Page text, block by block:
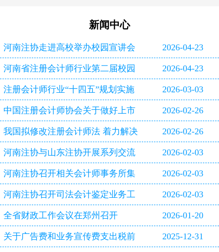
新闻中心
河南注协走进高校举办校园宣讲会 2026-04-23
河南省注册会计师行业第二届校园
双选会即将启幕
2026-04-23
注册会计师行业“十四五”规划实施
评估报告
2026-03-03
中国注册会计师协会关于做好上市
公司2025年年报审计工作的通知
2026-02-26
我国拟修改注册会计师法 着力解决
审计造假等行业突出问题
2026-02-26
河南注协与山东注协开展系列交流
活动
2026-02-03
河南注协召开相关会计师事务所集
体约谈会
2026-02-03
河南注协召开司法会计鉴定业务工
作专题研讨会
2026-02-03
全省财政工作会议在郑州召开 2026-01-20
关于广告费和业务宣传费支出税前 2025-12-31